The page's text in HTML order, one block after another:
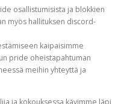
osallistumisista ja blokkien
myös hallituksen discord-
kaipaisimme
pride oheistapahtuman
meihin yhteyttä ja
ja kokouksessa kävimme läpi